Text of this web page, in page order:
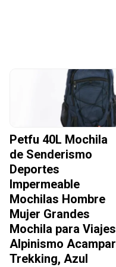
Petfu 40L Mochila
de Senderismo
Deportes
Impermeable
Mochilas Hombre
Mujer Grandes
Mochila para Viajes
Alpinismo Acampar
Trekking, Azul